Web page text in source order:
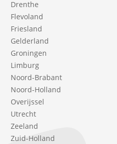
Drenthe
Flevoland
Friesland
Gelderland
Groningen
Limburg
Noord-Brabant
Noord-Holland
Overijssel
Utrecht
Zeeland
Zuid-Holland